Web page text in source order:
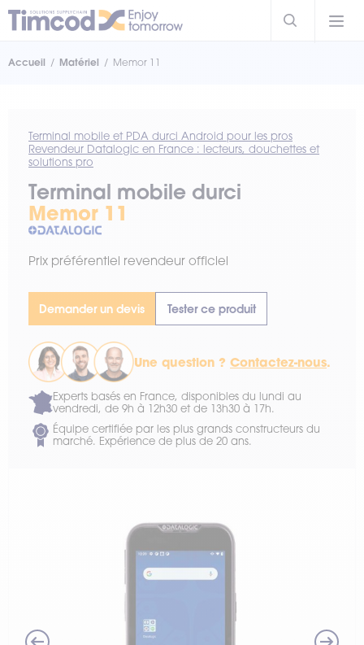
Accueil Matériel Memor 11
Terminal mobile et PDA durci Android pour les pros
Revendeur Datalogic en France : lecteurs, douchettes et
solutions pro
Terminal mobile durci
Memor 11
Prix préférentiel revendeur officiel
Demander un devis Tester ce produit
Une question ? Contactez-nous.
Experts basés en France, disponibles du lundi au
vendredi, de 9h à 12h30 et de 13h30 à 17h.
Équipe certifiée par les plus grands constructeurs du
marché. Expérience de plus de 20 ans.